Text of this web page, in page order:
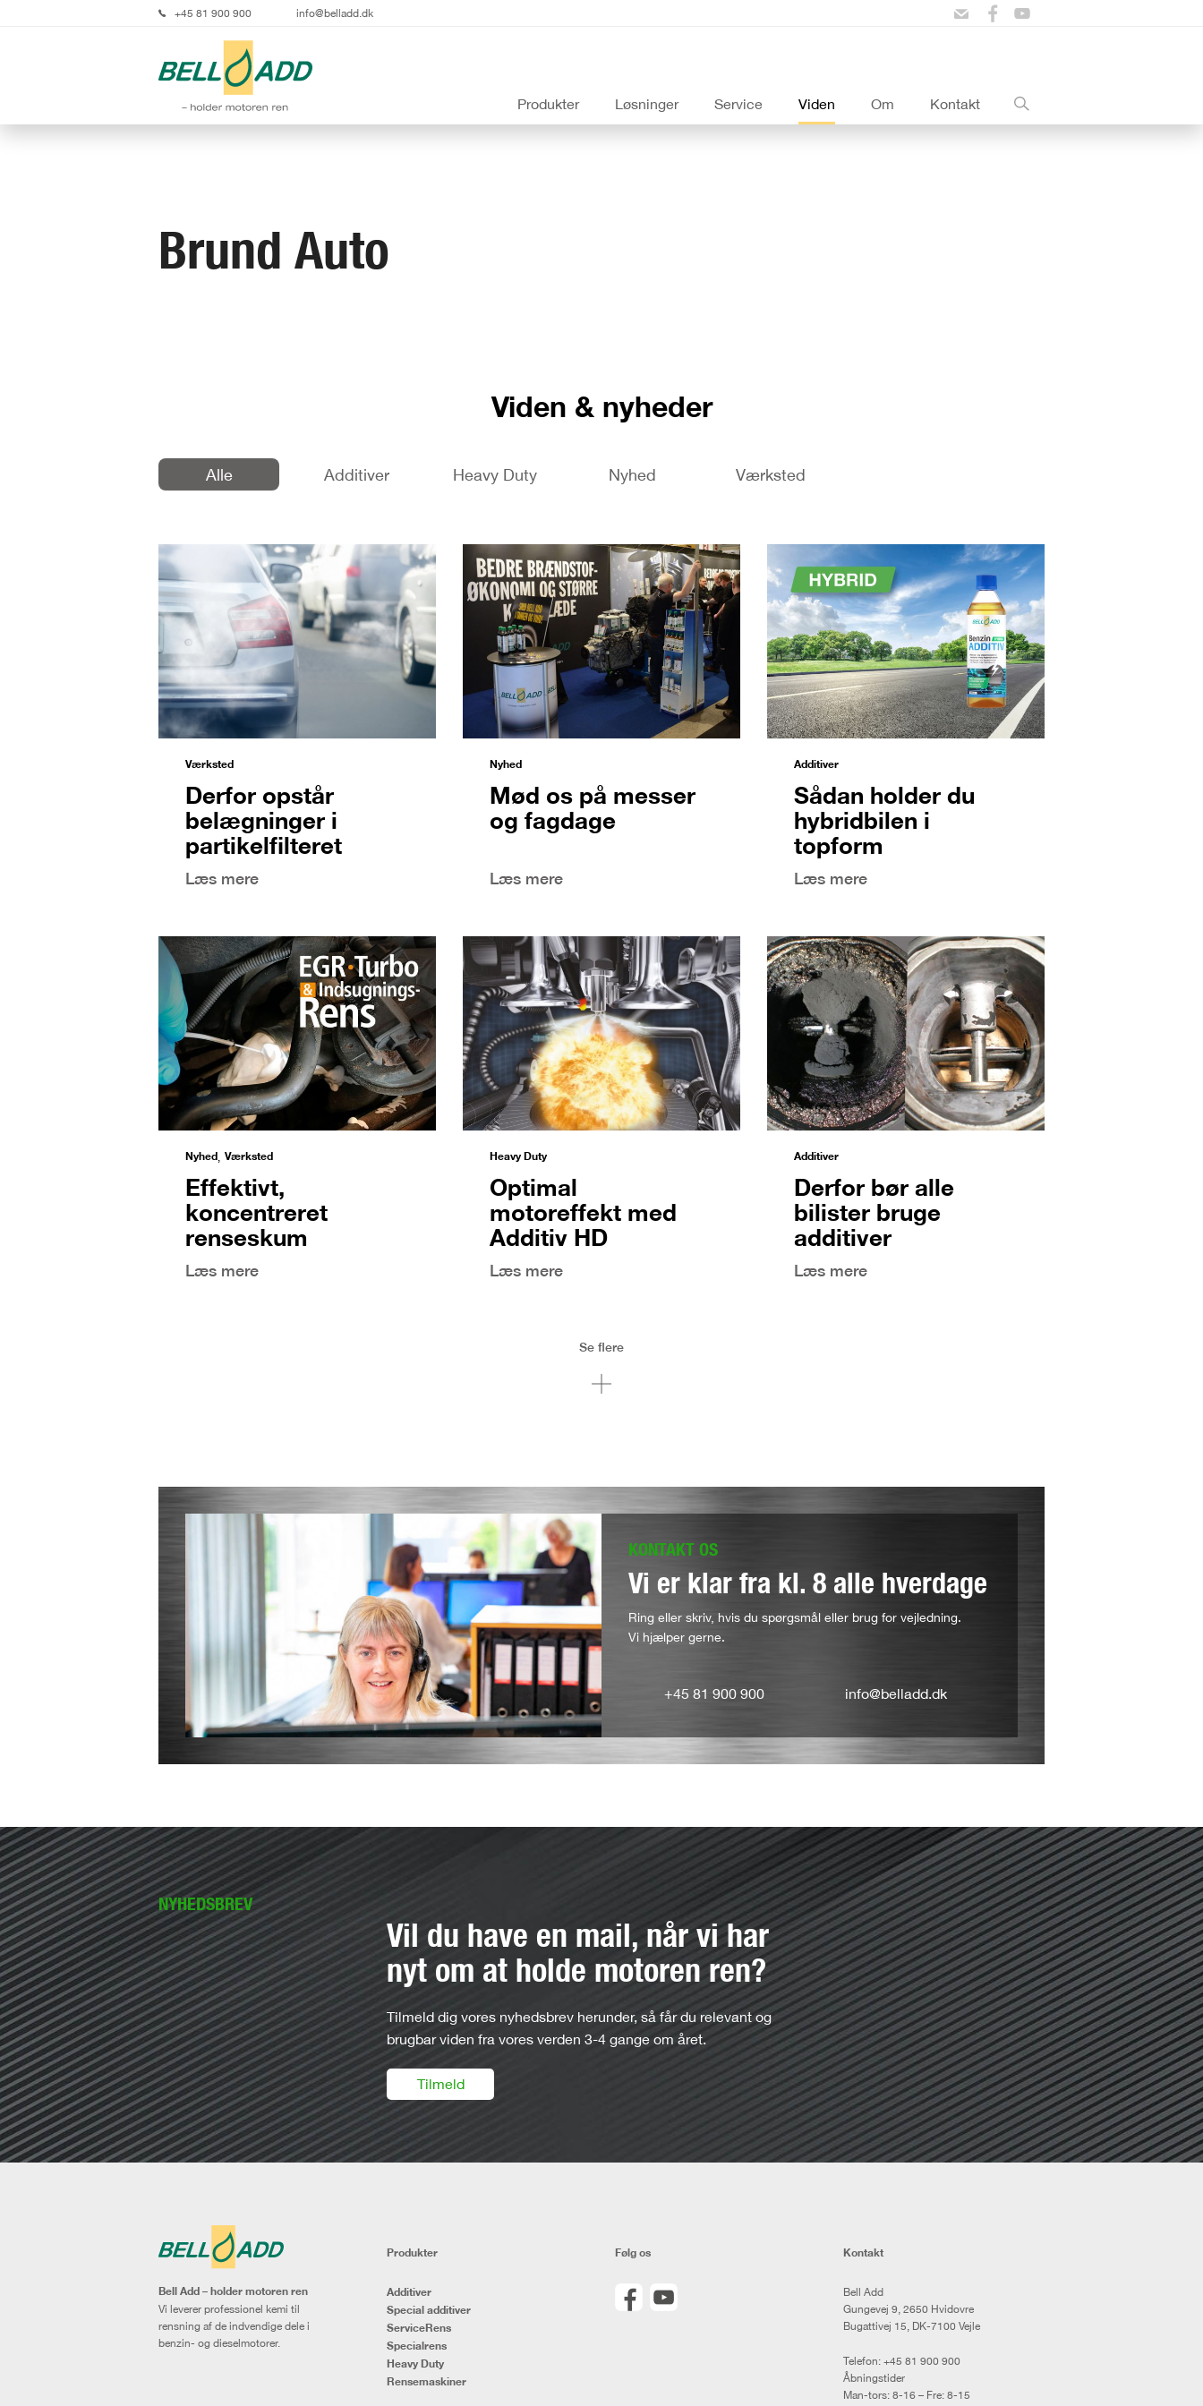
+45 81 900 900 info@belladd.dk
Produkter Løsninger Service Viden Om Kontakt
Brund Auto
Viden & nyheder
Alle Additiver Heavy Duty Nyhed Værksted
Værksted
Derfor opstår
belægninger i
partikelfilteret
Læs mere
Nyhed
Mød os på messer
og fagdage
Læs mere
Additiver
Sådan holder du
hybridbilen i
topform
Læs mere
Nyhed, Værksted
Effektivt,
koncentreret
renseskum
Læs mere
Heavy Duty
Optimal
motoreffekt med
Additiv HD
Læs mere
Additiver
Derfor bør alle
bilister bruge
additiver
Læs mere
Se flere
KONTAKT OS
Vi er klar fra kl. 8 alle hverdage
Ring eller skriv, hvis du spørgsmål eller brug for vejledning.
Vi hjælper gerne.
+45 81 900 900 info@belladd.dk
NYHEDSBREV
Vil du have en mail, når vi har
nyt om at holde motoren ren?
Tilmeld dig vores nyhedsbrev herunder, så får du relevant og
brugbar viden fra vores verden 3-4 gange om året.
Tilmeld
Bell Add – holder motoren ren
Vi leverer professionel kemi til
rensning af de indvendige dele i
benzin- og dieselmotorer.
Produkter
Additiver
Special additiver
ServiceRens
Specialrens
Heavy Duty
Rensemaskiner
Følg os Kontakt
Bell Add
Gungevej 9, 2650 Hvidovre
Bugattivej 15, DK-7100 Vejle
Telefon: +45 81 900 900
Åbningstider
Man-tors: 8-16 – Fre: 8-15